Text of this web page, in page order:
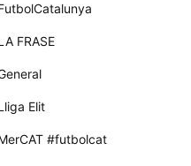
FRASE
Elit
#futbolcat